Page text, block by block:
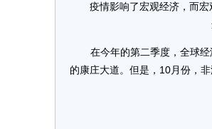
疫情影响了宏观经济，而宏
在今年的第二季度，全球经
的康庄大道。但是，10月份，